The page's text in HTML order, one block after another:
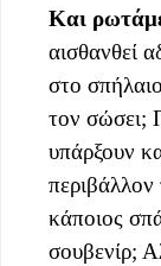
Και
αισθανθεί
στο
τον σώσει;
υπάρξουν
περιβάλλον
κάποιος
σουβενίρ;